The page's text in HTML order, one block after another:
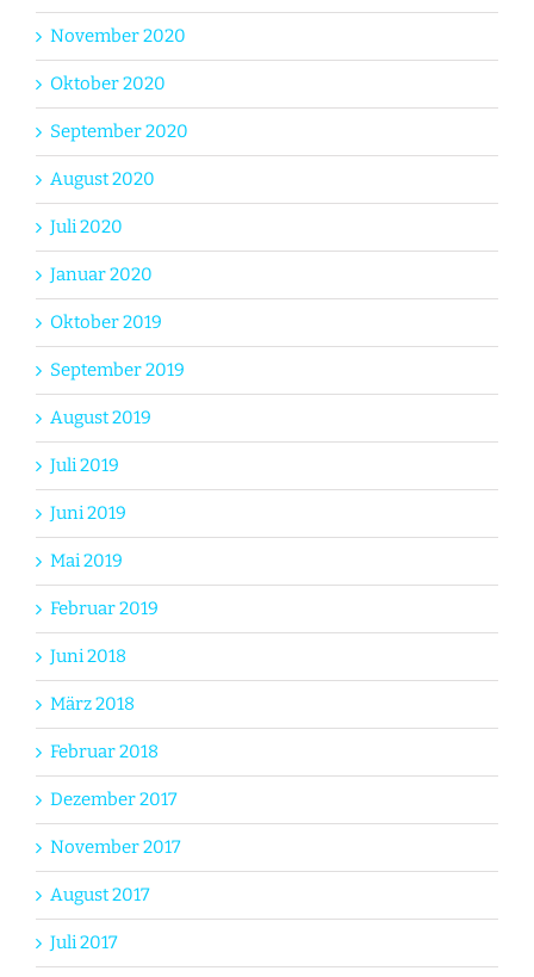
November 2020
Oktober 2020
September 2020
August 2020
Juli 2020
Januar 2020
Oktober 2019
September 2019
August 2019
Juli 2019
Juni 2019
Mai 2019
Februar 2019
Juni 2018
März 2018
Februar 2018
Dezember 2017
November 2017
August 2017
Juli 2017